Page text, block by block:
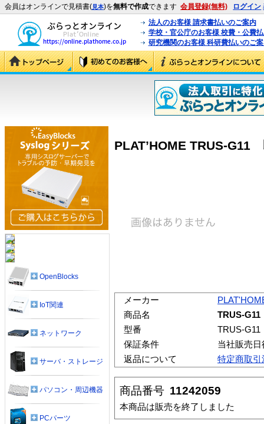
会員はオンラインで見積書(見本)を無料で作成できます 会員登録(無料) ログイン
法人のお客様 請求書払いのご案内
学校・官公庁のお客様 校費・公費
研究機関のお客様 科研費払いのご
PLAT’HOME TRUS-G11
メーカー
商品名
TRUS-
型番
TRUS-G11
保証条件
当社販売
返品について
特定商取
商品番号 11242059
本商品は販売を終了しました
OpenBlocks
IoT関連
ネットワーク
サーバ・ストレージ
パソコン・周辺機器
PCパーツ